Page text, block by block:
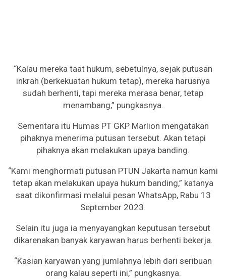
“Kalau mereka taat hukum, sebetulnya, sejak putusan
inkrah (berkekuatan hukum tetap), mereka harusnya
sudah berhenti, tapi mereka merasa benar, tetap
menambang,” pungkasnya.
Sementara itu Humas PT GKP Marlion mengatakan
pihaknya menerima putusan tersebut. Akan tetapi
pihaknya akan melakukan upaya banding.
“Kami menghormati putusan PTUN Jakarta namun kami
tetap akan melakukan upaya hukum banding,” katanya
saat dikonfirmasi melalui pesan WhatsApp, Rabu 13
September 2023.
Selain itu juga ia menyayangkan keputusan tersebut
dikarenakan banyak karyawan harus berhenti bekerja.
“Kasian karyawan yang jumlahnya lebih dari seribuan
orang kalau seperti ini,” pungkasnya.